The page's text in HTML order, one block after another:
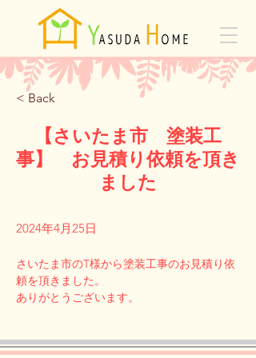
< Back
【さいたま市 塗装工
事】 お見積り依頼を頂き
ました
2024年4月25日
Previous
さいたま市のT様から塗装工事のお見積り依
頼を頂きました。
ありがとうございます。